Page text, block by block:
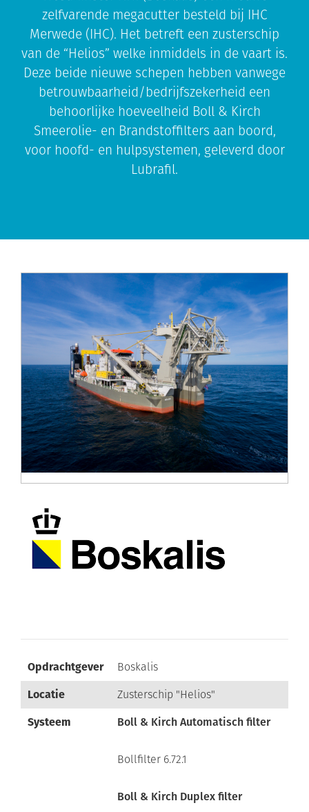
zelfvarende megacutter besteld bij IHC
Merwede (IHC). Het betreft een zusterschip
van de “Helios” welke inmiddels in de vaart is.
Deze beide nieuwe schepen hebben vanwege
betrouwbaarheid/bedrijfszekerheid een
behoorlijke hoeveelheid Boll & Kirch
Smeerolie- en Brandstoffilters aan boord,
voor hoofd- en hulpsystemen, geleverd door
Lubrafil.
Opdrachtgever
Boskalis
Locatie
Zusterschip "Helios"
Systeem
Boll & Kirch Automatisch filter
Bollfilter 6.72.1
Boll & Kirch Duplex filter